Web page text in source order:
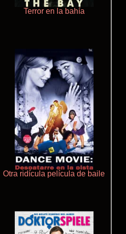
Terror en la bahía
Otra ridícula película de baile